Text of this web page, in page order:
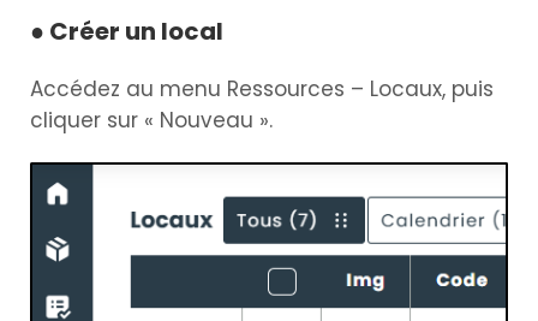
● Créer un local
Accédez au menu Ressources – Locaux, puis
cliquer sur « Nouveau ».